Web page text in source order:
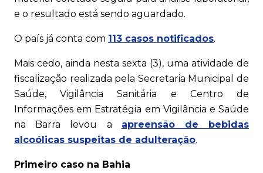
e o resultado está sendo aguardado.
O país já conta com 113 casos notificados.
Mais cedo, ainda nesta sexta (3), uma atividade de
fiscalização realizada pela Secretaria Municipal de
Saúde, Vigilância Sanitária e Centro de
Informações em Estratégia em Vigilância e Saúde
na Barra levou a apreensão de bebidas
alcoólicas suspeitas de adulteração.
Primeiro caso na Bahia